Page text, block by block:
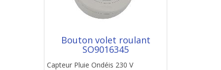
Bouton volet roulant
SO9016345
Capteur Pluie Ondéis 230 V